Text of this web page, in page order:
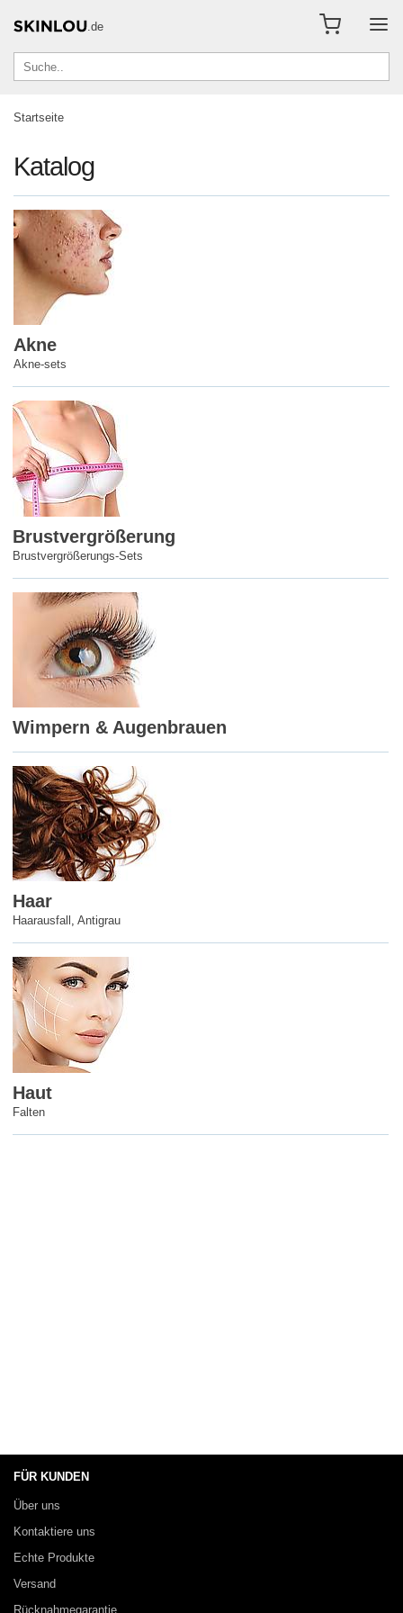
.de
Startseite
Katalog
Akne
Akne-sets
Brustvergrößerung
Brustvergrößerungs-Sets
Wimpern & Augenbrauen
Haar
Haarausfall , Antigrau
Haut
Falten
FÜR KUNDEN
Über uns
Kontaktiere uns
Echte Produkte
Versand
Rücknahmegarantie